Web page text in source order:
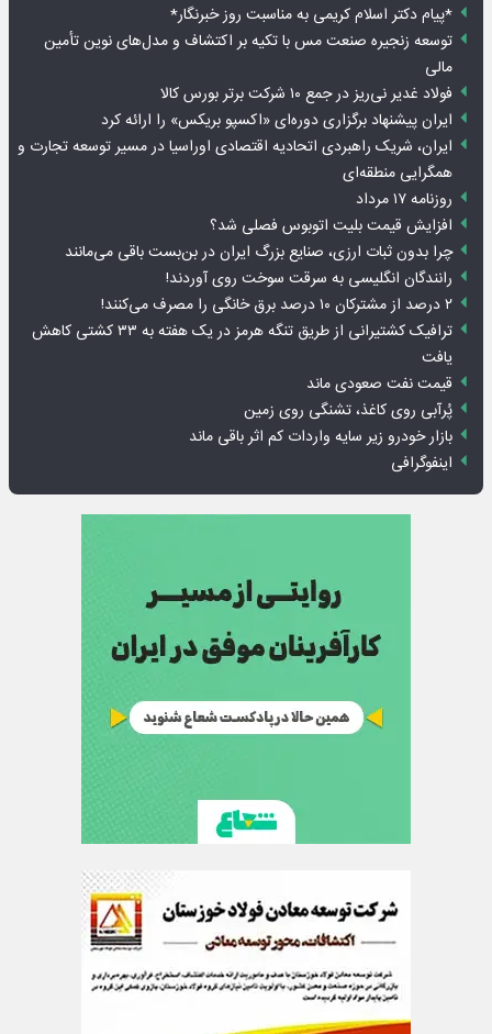
*پیام دکتر اسلام کریمی به مناسبت روز خبرنگار*
توسعه زنجیره صنعت مس با تکیه بر اکتشاف و مدل‌های نوین تأمین
مالی
فولاد غدیر نی‌ریز در جمع ۱۰ شرکت برتر بورس کالا
ایران پیشنهاد برگزاری دوره‌ای «اکسپو بریکس» را ارائه کرد
ایران، شریک راهبردی اتحادیه اقتصادی اوراسیا در مسیر توسعه تجارت و
همگرایی منطقه‌ای
روزنامه ۱۷ مرداد
افزایش قیمت بلیت اتوبوس فصلی شد؟
چرا بدون ثبات ارزی، صنایع بزرگ ایران در بن‌بست باقی می‌مانند
رانندگان انگلیسی به سرقت سوخت روی آوردند!
۲ درصد از مشترکان ۱۰ درصد برق خانگی را مصرف می‌کنند!
ترافیک کشتیرانی از طریق تنگه هرمز در یک هفته به ۳۳ کشتی کاهش
یافت
قیمت نفت صعودی ماند
پُرآبی روی کاغذ، تشنگی روی زمین
بازار خودرو زیر سایه واردات کم اثر باقی ماند
اینفوگرافی